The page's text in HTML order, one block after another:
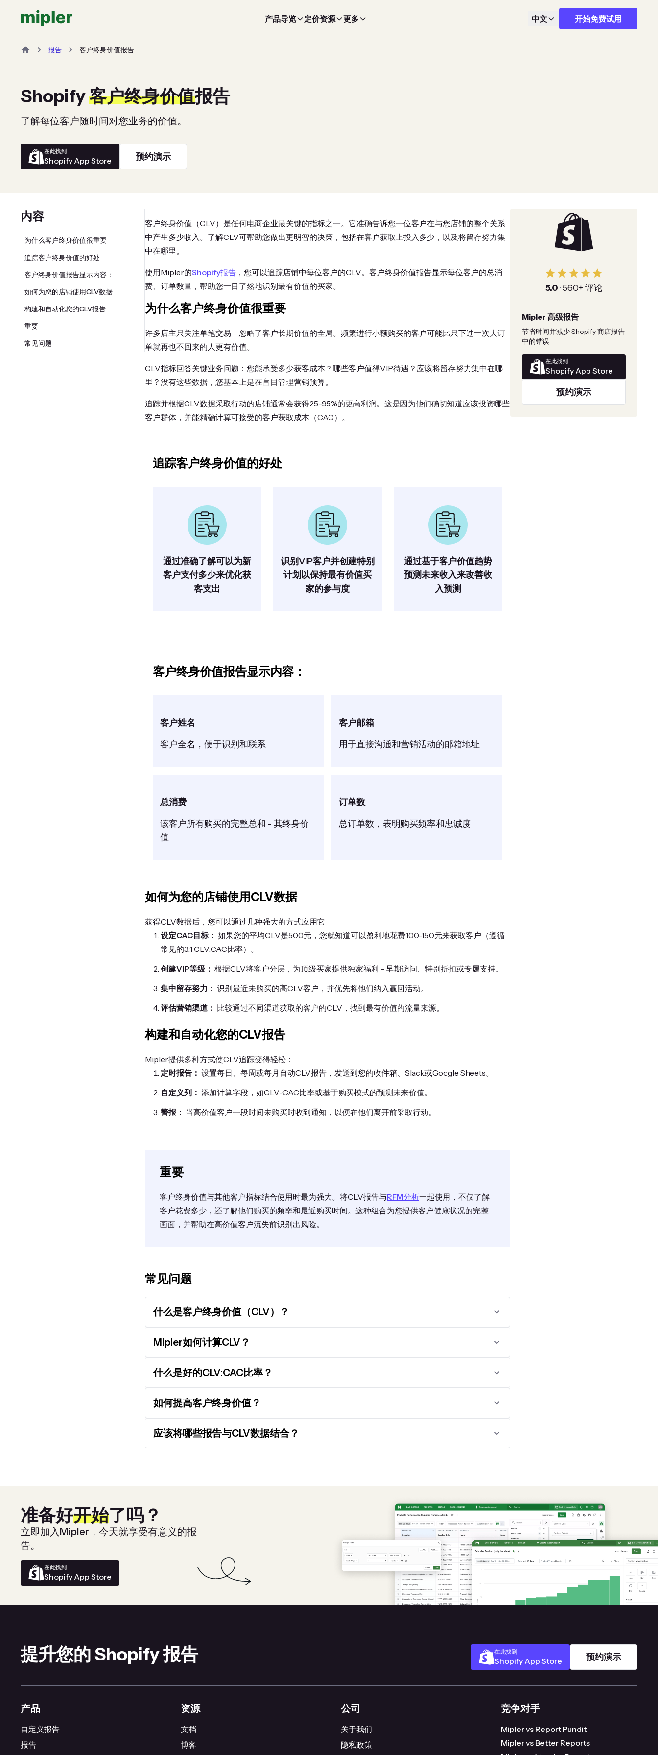
产品导览 定价资源 更多 中文 开始免费试用
报告 客户终身价值报告
Shopify客户终身价值报告
了解每位客户随时间对您业务的价值。
在此找到
Shopify App Store 预约演示
内容
为什么客户终身价值很重要
追踪客户终身价值的好处
客户终身价值报告显示内容：
如何为您的店铺使用CLV数据
构建和自动化您的CLV报告
重要
常见问题
客户终身价值（CLV）是任何电商企业最关键的指标之一。它准确告诉您一位客户在与您店铺的整个关系
中产生多少收入。了解CLV可帮助您做出更明智的决策，包括在客户获取上投入多少，以及将留存努力集
中在哪里。
使用Mipler的Shopify报告 ，您可以追踪店铺中每位客户的CLV。客户终身价值报告显示每位客户的总消
费、订单数量，帮助您一目了然地识别最有价值的买家。
为什么客户终身价值很重要
许多店主只关注单笔交易，忽略了客户长期价值的全局。频繁进行小额购买的客户可能比只下过一次大订
单就再也不回来的人更有价值。
CLV指标回答关键业务问题：您能承受多少获客成本？哪些客户值得VIP待遇？应该将留存努力集中在哪
里？没有这些数据，您基本上是在盲目管理营销预算。
追踪并根据CLV数据采取行动的店铺通常会获得25-95%的更高利润。这是因为他们确切知道应该投资哪些
客户群体，并能精确计算可接受的客户获取成本（CAC）。
追踪客户终身价值的好处
通过准确了解可以为新
客户支付多少来优化获
客支出
识别VIP客户并创建特别
计划以保持最有价值买
家的参与度
通过基于客户价值趋势
预测未来收入来改善收
入预测
客户终身价值报告显示内容：
客户姓名
客户全名，便于识别和联系
客户邮箱
用于直接沟通和营销活动的邮箱地址
总消费
该客户所有购买的完整总和 - 其终身价
值
订单数
总订单数，表明购买频率和忠诚度
如何为您的店铺使用CLV数据
获得CLV数据后，您可以通过几种强大的方式应用它：
设定CAC目标： 如果您的平均CLV是500元，您就知道可以盈利地花费100-150元来获取客户（遵循
常见的3:1 CLV:CAC比率）。
创建VIP等级： 根据CLV将客户分层，为顶级买家提供独家福利 - 早期访问、特别折扣或专属支持。
集中留存努力： 识别最近未购买的高CLV客户，并优先将他们纳入赢回活动。
评估营销渠道： 比较通过不同渠道获取的客户的CLV，找到最有价值的流量来源。
构建和自动化您的CLV报告
Mipler提供多种方式使CLV追踪变得轻松：
定时报告： 设置每日、每周或每月自动CLV报告，发送到您的收件箱、Slack或Google Sheets。
自定义列： 添加计算字段，如CLV-CAC比率或基于购买模式的预测未来价值。
警报： 当高价值客户一段时间未购买时收到通知，以便在他们离开前采取行动。
重要
客户终身价值与其他客户指标结合使用时最为强大。将CLV报告与RFM分析一起使用，不仅了解
客户花费多少，还了解他们购买的频率和最近购买时间。这种组合为您提供客户健康状况的完整
画面，并帮助在高价值客户流失前识别出风险。
常见问题
什么是客户终身价值（CLV）？
Mipler如何计算CLV？
什么是好的CLV:CAC比率？
如何提高客户终身价值？
应该将哪些报告与CLV数据结合？
5.0 · 560+ 评论
Mipler 高级报告
节省时间并减少 Shopify 商店报告
中的错误
在此找到
Shopify App Store
预约演示
准备好开始了吗？
立即加入Mipler，今天就享受有意义的报
告。
在此找到
Shopify App Store
提升您的 Shopify 报告 在此找到
Shopify App Store 预约演示
产品
自定义报告
报告
资源
文档
博客
公司
关于我们
隐私政策
竞争对手
Mipler vs Report Pundit
Mipler vs Better Reports